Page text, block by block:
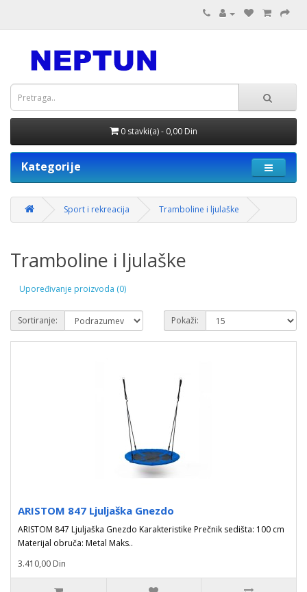
0 stavki(a) - 0,00 Din
Kategorije
Sport i rekreacija Tramboline i ljulaške
Tramboline i ljulaške
Upoređivanje proizvoda (0)
Sortiranje: Pokaži:
ARISTOM 847 Ljuljaška Gnezdo
ARISTOM 847 Ljuljaška Gnezdo Karakteristike Prečnik sedišta: 100 cm
Materijal obruča: Metal Maks..
3.410,00 Din